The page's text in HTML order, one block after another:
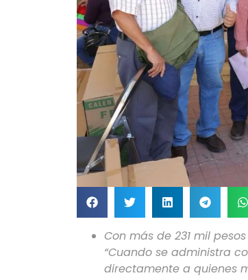
Con más de 231 mil
“Cuando se administra
directamente a quienes